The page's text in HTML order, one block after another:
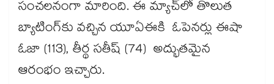
సంచలనంగా మారింది. ఈ మ్యాచ్‌‌‌‌లో తొలుత
బ్యాటింగ్‌‌‌‌కు వచ్చిన యూఏఈకి ఓపెనర్లు ఈషా
ఓజా (113), తీర్థ సతీష్ (74) అద్భుతమైన
ఆరంభం ఇచ్చారు.